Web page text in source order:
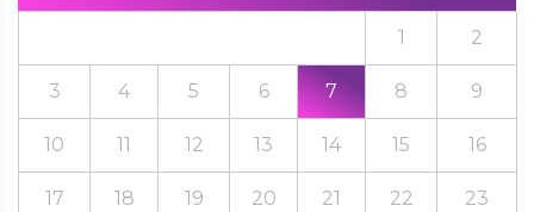
1 2
3 4 5 6 7 8 9
10 11 12 13 14 15 16
17 18 19 20 21 22 23